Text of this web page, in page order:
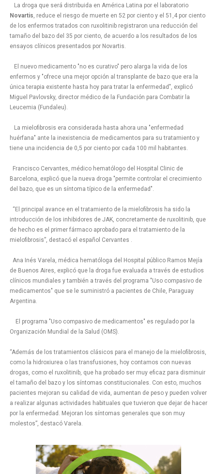
La droga que será distribuida en América Latina por el laboratorio
Novartis , reduce el riesgo de muerte en 52 por ciento y el 51,4 por ciento
de los enfermos tratados con ruxolitinib registraron una reducción del
tamaño del bazo del 35 por ciento, de acuerdo a los resultados de los
ensayos clínicos presentados por Novartis.
El nuevo medicamento "no es curativo" pero alarga la vida de los
enfermos y "ofrece una mejor opción al transplante de bazo que era la
única terapia existente hasta hoy para tratar la enfermedad", explicó
Miguel Pavlovsky, director médico de la Fundación para Combatir la
Leucemia (Fundaleu).
La mielofibrosis era considerada hasta ahora una "enfermedad
huérfana" ante la inexistencia de medicamentos para su tratamiento y
tiene una incidencia de 0,5 por ciento por cada 100 mil habitantes.
Francisco Cervantes, médico hematólogo del Hospital Clinic de
Barcelona, explicó que la nueva droga "permite controlar el crecimiento
del bazo, que es un síntoma típico de la enfermedad".
“El principal avance en el tratamiento de la mielofibrosis ha sido la
introducción de los inhibidores de JAK, concretamente de ruxolitinib, que
de hecho es el primer fármaco aprobado para el tratamiento de la
mielofibrosis”, destacó el español Cervantes .
Ana Inés Varela, médica hematóloga del Hospital público Ramos Mejía
de Buenos Aires, explicó que la droga fue evaluada a través de estudios
clínicos mundiales y también a través del programa "Uso compasivo de
medicamentos" que se le suministró a pacientes de Chile, Paraguay
Argentina.
El programa "Uso compasivo de medicamentos" es regulado por la
Organización Mundial de la Salud (OMS).
“Además de los tratamientos clásicos para el manejo de la mielofibrosis,
como la hidroxiurea o las transfusiones, hoy contamos con nuevas
drogas, como el ruxolitinib, que ha probado ser muy eficaz para disminuir
el tamaño del bazo y los síntomas constitucionales. Con esto, muchos
pacientes mejoran su calidad de vida, aumentan de peso y pueden volver
a realizar algunas actividades habituales que tuvieron que dejar de hacer
por la enfermedad. Mejoran los síntomas generales que son muy
molestos”, destacó Varela.